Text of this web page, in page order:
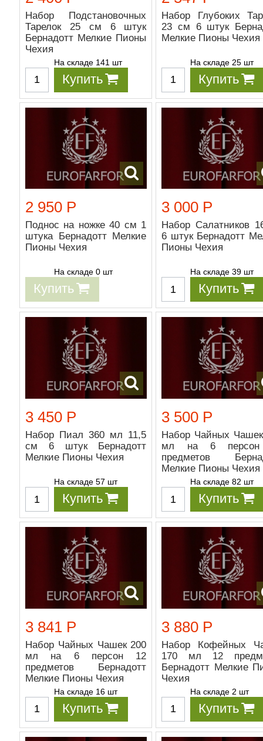
Набор Подстановочных
Тарелок 25 см 6 штук
Бернадотт Мелкие Пионы
Чехия
На складе 141 шт
Купить
Набор Глубоких
23 см 6 штук
Мелкие Пионы Чехия
На складе 25 шт
Купить
2 950 Р
Поднос на ножке 40 см 1
штука Бернадотт Мелкие
Пионы Чехия
На складе 0 шт
Купить
3 000 Р
Набор Салатников
6 штук Бернадотт
Пионы Чехия
На складе 39 шт
Купить
3 450 Р
Набор Пиал 360 мл 11,5
см 6 штук Бернадотт
Мелкие Пионы Чехия
На складе 57 шт
Купить
3 500 Р
Набор Чайных
мл на 6
предметов
Мелкие Пионы Чехия
На складе 82 шт
Купить
3 841 Р
Набор Чайных Чашек 200
мл на 6 персон 12
предметов Бернадотт
Мелкие Пионы Чехия
На складе 16 шт
Купить
3 880 Р
Набор Кофейных
170 мл 12
Бернадотт Мелкие
Чехия
На складе 2 шт
Купить